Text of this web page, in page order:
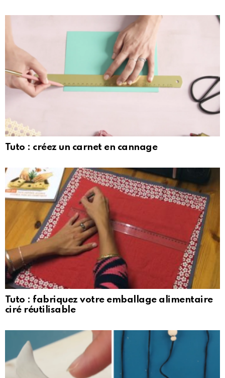
Tuto : créez un carnet en cannage
Tuto : fabriquez votre emballage alimentaire
ciré réutilisable